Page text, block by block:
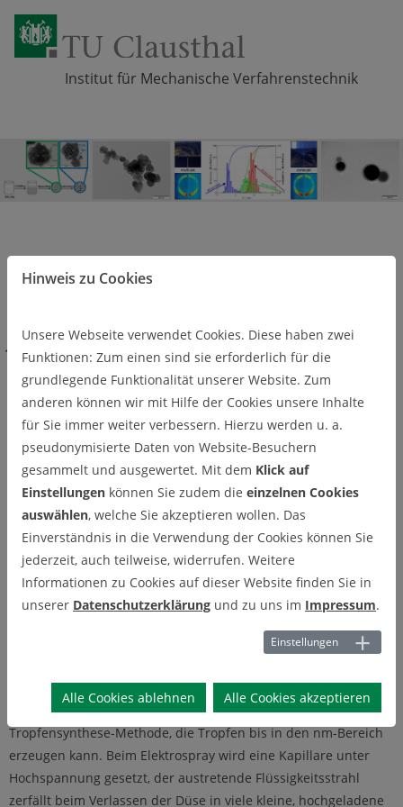
Zum Inhalt springen
Institut für Mechanische Verfahrenstechnik
Über uns
Ausstattung und Service
Elektrospray
(Eigenentwicklung, Fa. TSI)
Neben der pneumatischen Zerstäubung existiert eine weitere
Tropfensynthese-Methode, die Tropfen bis in den nm-Bereich
erzeugen kann. Beim Elektrospray wird eine Kapillare unter
Hochspannung gesetzt, der austretende Flüssigkeitsstrahl
zerfällt beim Verlassen der Düse in viele kleine, hochgeladene
Hinweis zu Cookies
Unsere Webseite verwendet Cookies. Diese haben zwei
Funktionen: Zum einen sind sie erforderlich für die
grundlegende Funktionalität unserer Website. Zum
anderen können wir mit Hilfe der Cookies unsere Inhalte
für Sie immer weiter verbessern. Hierzu werden u. a.
pseudonymisierte Daten von Website-Besuchern
gesammelt und ausgewertet. Mit dem Klick auf
Einstellungen können Sie zudem die einzelnen Cookies
auswählen, welche Sie akzeptieren wollen. Das
Einverständnis in die Verwendung der Cookies können Sie
jederzeit, auch teilweise, widerrufen. Weitere
Informationen zu Cookies auf dieser Website finden Sie in
unserer Datenschutzerklärung und zu uns im Impressum.
Einstellungen
Alle Cookies ablehnen Alle Cookies akzeptieren